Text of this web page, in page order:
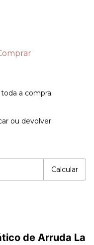
a compra.
ou devolver.
Calcular
de Arruda La